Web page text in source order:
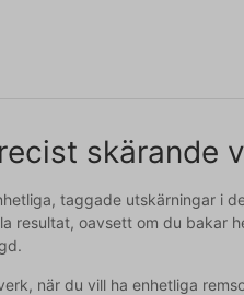
skärande
taggade utskärningar i
oavsett om du bakar
när du vill ha enhetliga